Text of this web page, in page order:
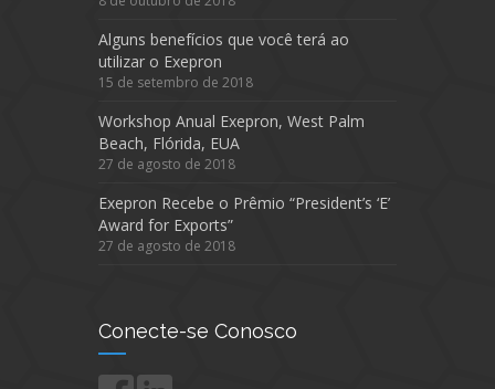
Alguns benefícios que você terá ao
utilizar o Exepron
15 de setembro de 2018
Workshop Anual Exepron, West Palm
Beach, Flórida, EUA
27 de agosto de 2018
Exepron Recebe o Prêmio “President’s ‘E’
Award for Exports”
27 de agosto de 2018
Conecte-se Conosco